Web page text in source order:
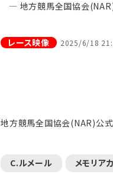
— 地方競馬全国協会
レース映像 2025/6/18
地方競馬全国協会(NAR)公式
C.ルメール メモリア